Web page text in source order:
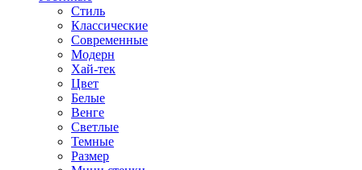
Стиль
Классические
Современные
Модерн
Хай-тек
Цвет
Белые
Венге
Светлые
Темные
Размер